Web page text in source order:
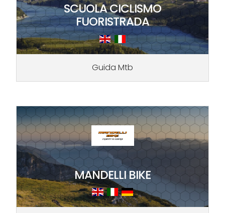
SCUOLA CICLISMO
FUORISTRADA
Guida Mtb
MANDELLI BIKE